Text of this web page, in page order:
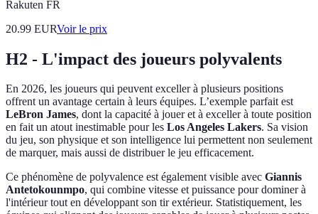
Rakuten FR
20.99 EURVoir le prix
H2 - L'impact des joueurs polyvalents
En 2026, les joueurs qui peuvent exceller à plusieurs positions
offrent un avantage certain à leurs équipes. L’exemple parfait est
LeBron James, dont la capacité à jouer et à exceller à toute position
en fait un atout inestimable pour les Los Angeles Lakers. Sa vision
du jeu, son physique et son intelligence lui permettent non seulement
de marquer, mais aussi de distribuer le jeu efficacement.
Ce phénomène de polyvalence est également visible avec Giannis
Antetokounmpo, qui combine vitesse et puissance pour dominer à
l'intérieur tout en développant son tir extérieur. Statistiquement, les